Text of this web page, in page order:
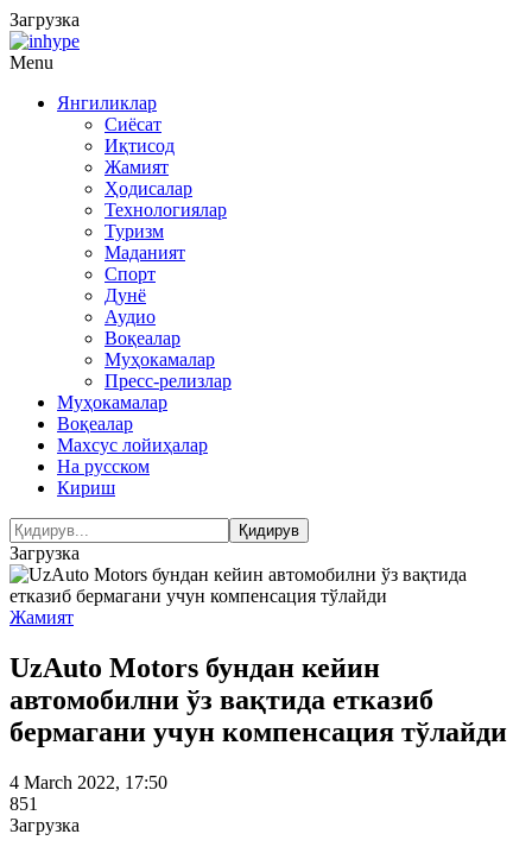
Загрузка
Menu
Янгиликлар
Сиёсат
Иқтисод
Жамият
Ҳодисалар
Технологиялар
Туризм
Маданият
Спорт
Дунё
Аудио
Воқеалар
Муҳокамалар
Пресс-релизлар
Муҳокамалар
Воқеалар
Махсус лойиҳалар
На русском
Кириш
Загрузка
Жамият
UzAuto Motors бундан кейин
автомобилни ўз вақтида етказиб
бермагани учун компенсация тўлайди
4 March 2022, 17:50
851
Загрузка